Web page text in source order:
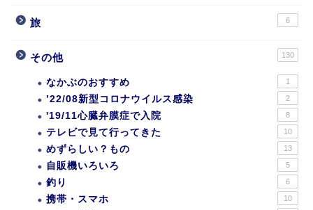
旅 6
その他 130
なかぶのおすすめ 1
’22/08新型コロナウイルス感染 2
'19/11心臓弁膜症で入院 8
テレビで見て行ってきた 10
めずらしい？もの 13
自販機いろいろ 5
釣り 6
携帯・スマホ 10